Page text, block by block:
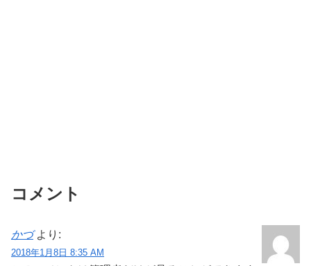
コメント
かづ より:
2018年1月8日 8:35 AM